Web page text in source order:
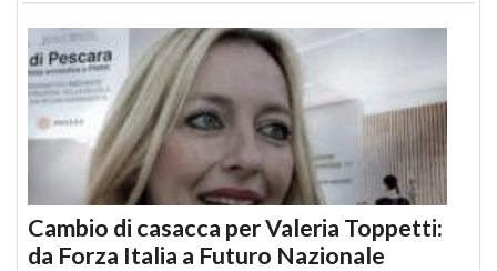
Cambio di casacca per Valeria Toppetti:
da Forza Italia a Futuro Nazionale